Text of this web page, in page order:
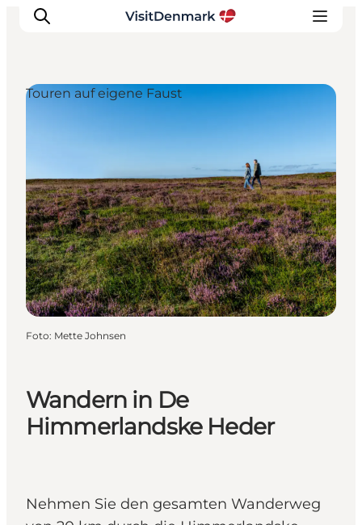
Erlebnisse
Unterkünfte
Reiseplanung
Wandern in De
Himmerlandske Heder
Nehmen Sie den gesamten Wanderweg
Touren auf eigene Faust
Foto: Mette Johnsen